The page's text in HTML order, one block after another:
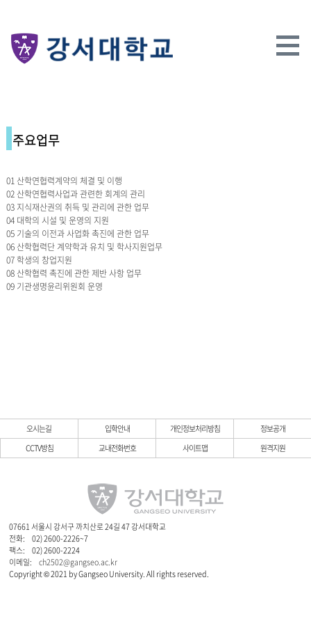
주요업무
01 산학연협력계약의 체결 및 이행
02 산학연협력사업과 관련한 회계의 관리
03 지식재산권의 취득 및 관리에 관한 업무
04 대학의 시설 및 운영의 지원
05 기술의 이전과 사업화 촉진에 관한 업무
06 산학협력단 계약학과 유치 및 학사지원업무
07 학생의 창업지원
08 산학협력 촉진에 관한 제반 사항 업무
09 기관생명윤리위원회 운영
오시는길 입학안내 개인정보처리방침
정보공개
CCTV방침
교내전화번호 사이트맵 원격지원
07661 서울시 강서구 까치산로 24길 47 강서대학교
전화:
02) 2600-2226~7
팩스:
02) 2600-2224
이메일:
ch2502@gangseo.ac.kr
Copyright © 2021 by Gangseo University. All rights reserved.